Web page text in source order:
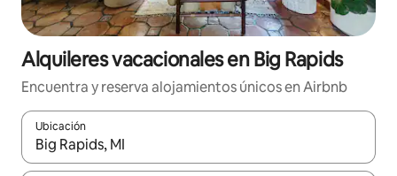
Alquileres vacacionales en Big Rapids
Encuentra y reserva alojamientos únicos en Airbnb
Ubicación
Cuando los resultados estén disponibles, navega con las